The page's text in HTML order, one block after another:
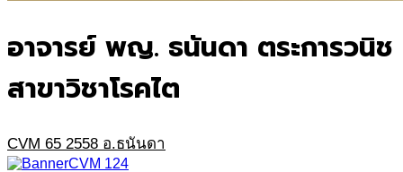
อาจารย์ พญ. ธนันดา ตระการวนิช
สาขาวิชาโรคไต
CVM 65 2558 อ.ธนันดา